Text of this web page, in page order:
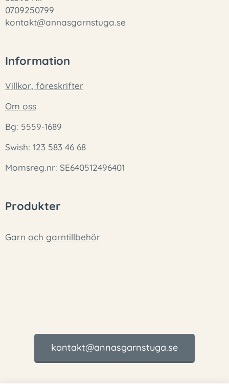
0709250799
kontakt@annasgarnstuga.se
Information
Villkor, föreskrifter
Om oss
Bg: 5559-1689
Swish: 123 583 46 68
Momsreg.nr: SE640512496401
Produkter
Garn och garntillbehör
kontakt@annasgarnstuga.se